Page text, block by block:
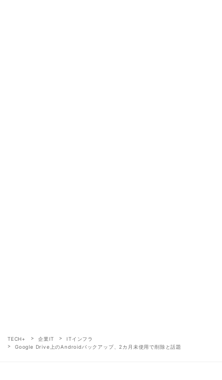
TECH+ 企業IT
ITインフラ
Google Drive上のAndroidバックアップ、2カ月未使用で削除と話題